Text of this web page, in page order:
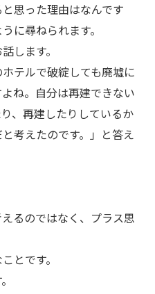
思った理由はなんです
に尋ねられます。
します。
テルで破綻しても廃墟に
ね。自分は再建できない
、再建したりしているか
考えたのです。」と答え
るのではなく、プラス思
とです。